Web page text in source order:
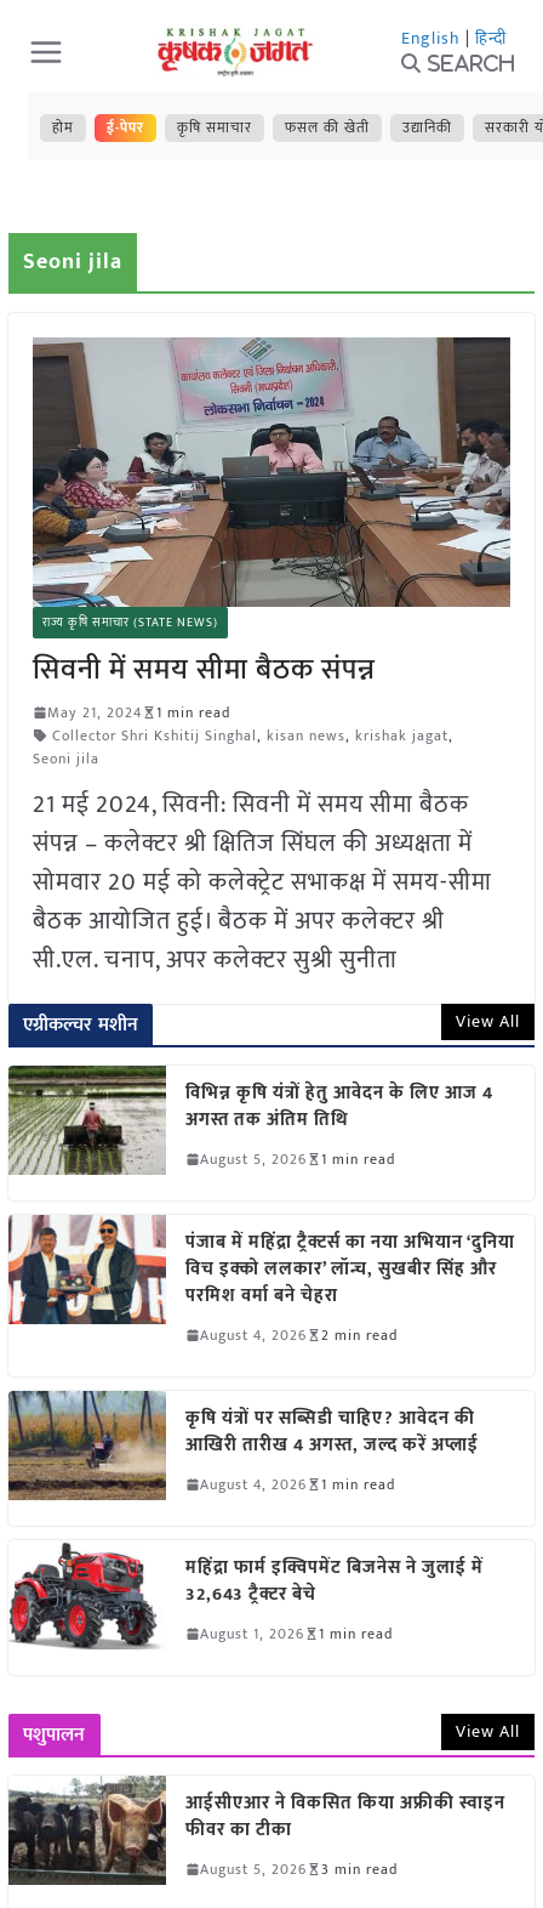
Skip
to
content
English | हिन्दी
Search
होम ई-पेपर कृषि समाचार फसल की खेती उद्यानिकी सरकारी
Seoni jila
राज्य कृषि समाचार (STATE NEWS)
सिवनी में समय सीमा बैठक संपन्न
May 21, 2024
1 min read
Collector Shri Kshitij Singhal, kisan news, krishak jagat,
Seoni jila
21 मई 2024, सिवनी: सिवनी में समय सीमा बैठक
संपन्न – कलेक्टर श्री क्षितिज सिंघल की अध्यक्षता में
सोमवार 20 मई को कलेक्ट्रेट सभाकक्ष में समय-सीमा
बैठक आयोजित हुई। बैठक में अपर कलेक्टर श्री
सी.एल. चनाप, अपर कलेक्टर सुश्री सुनीता
एग्रीकल्चर मशीन View All
विभिन्न कृषि यंत्रों हेतु आवेदन के लिए आज 4
अगस्त तक अंतिम तिथि
August 5, 2026 1 min read
पंजाब में महिंद्रा ट्रैक्टर्स का नया अभियान ‘दुनिया
विच इक्को ललकार’ लॉन्च, सुखबीर सिंह और
परमिश वर्मा बने चेहरा
August 4, 2026 2 min read
कृषि यंत्रों पर सब्सिडी चाहिए? आवेदन की
आखिरी तारीख 4 अगस्त, जल्द करें अप्लाई
August 4, 2026 1 min read
महिंद्रा फार्म इक्विपमेंट बिजनेस ने जुलाई में
32,643 ट्रैक्टर बेचे
August 1, 2026 1 min read
पशुपालन View All
आईसीएआर ने विकसित किया अफ्रीकी स्वाइन
फीवर का टीका
August 5, 2026 3 min read